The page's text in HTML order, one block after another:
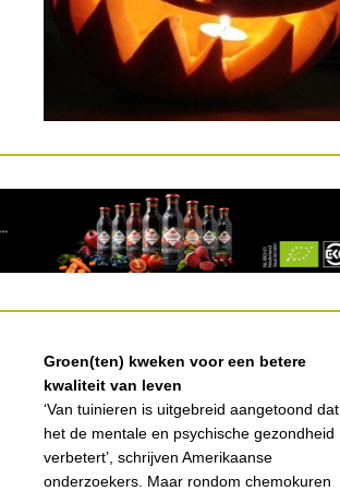
Groen(ten) kweken voor een betere
kwaliteit van leven
‘Van tuinieren is uitgebreid aangetoond dat
het de mentale en psychische gezondheid
verbetert’, schrijven Amerikaanse
onderzoekers. Maar rondom chemokuren